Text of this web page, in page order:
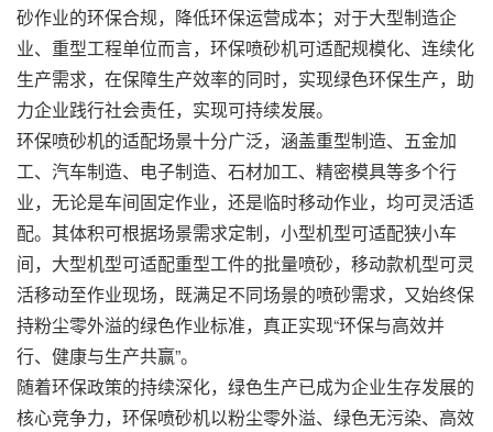
砂作业的环保合规，降低环保运营成本；对于大型制造企
业、重型工程单位而言，环保喷砂机可适配规模化、连续化
生产需求，在保障生产效率的同时，实现绿色环保生产，助
力企业践行社会责任，实现可持续发展。
环保喷砂机的适配场景十分广泛，涵盖重型制造、五金加
工、汽车制造、电子制造、石材加工、精密模具等多个行
业，无论是车间固定作业，还是临时移动作业，均可灵活适
配。其体积可根据场景需求定制，小型机型可适配狭小车
间，大型机型可适配重型工件的批量喷砂，移动款机型可灵
活移动至作业现场，既满足不同场景的喷砂需求，又始终保
持粉尘零外溢的绿色作业标准，真正实现“环保与高效并
行、健康与生产共赢”。
随着环保政策的持续深化，绿色生产已成为企业生存发展的
核心竞争力，环保喷砂机以粉尘零外溢、绿色无污染、高效